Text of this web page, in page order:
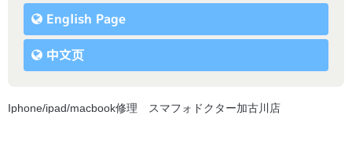
English Page
中文页
Iphone/ipad/macbook修理 スマフォドクター加古川店